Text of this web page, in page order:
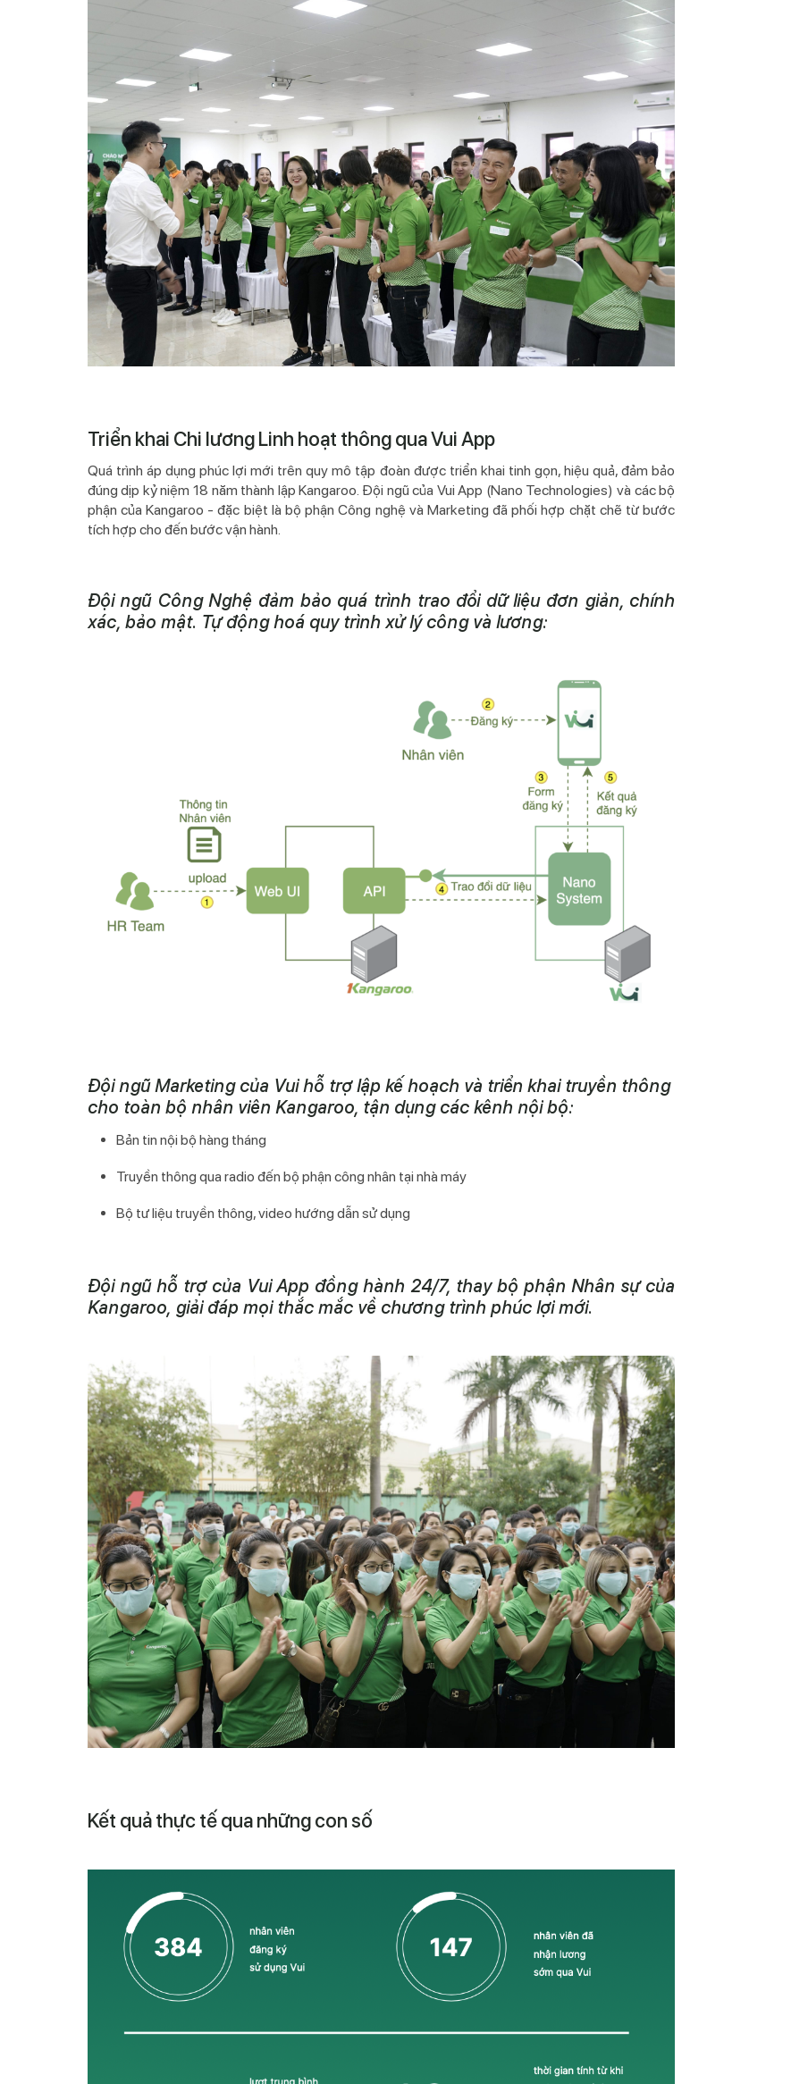
Triển khai Chi lương Linh hoạt thông qua Vui App
Quá trình áp dụng phúc lợi mới trên quy mô tập đoàn được triển khai tinh gọn, hiệu quả, đảm bảo
đúng dịp kỷ niệm 18 năm thành lập Kangaroo. Đội ngũ của Vui App (Nano Technologies) và các bộ
phận của Kangaroo - đặc biệt là bộ phận Công nghệ và Marketing đã phối hợp chặt chẽ từ bước
tích hợp cho đến bước vận hành.
Đội ngũ Công Nghệ đảm bảo quá trình trao đổi dữ liệu đơn giản, chính
xác, bảo mật. Tự động hoá quy trình xử lý công và lương:
Đội ngũ Marketing của Vui hỗ trợ lập kế hoạch và triển khai truyền thông
cho toàn bộ nhân viên Kangaroo, tận dụng các kênh nội bộ:
Bản tin nội bộ hàng tháng
Truyền thông qua radio đến bộ phận công nhân tại nhà máy
Bộ tư liệu truyền thông, video hướng dẫn sử dụng
Đội ngũ hỗ trợ của Vui App đồng hành 24/7, thay bộ phận Nhân sự của
Kangaroo, giải đáp mọi thắc mắc về chương trình phúc lợi mới.
Kết quả thực tế qua những con số